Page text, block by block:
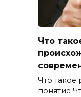
Что
Что такое
понятие